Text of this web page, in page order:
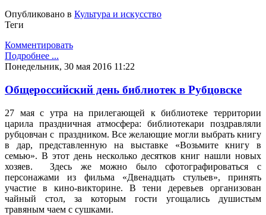
Опубликовано в Культура и искусство
Теги
Комментировать
Подробнее ...
Понедельник, 30 мая 2016 11:22
Общероссийский день библиотек в Рубцовске
27 мая с утра на прилегающей к библиотеке территории
царила праздничная атмосфера: библиотекари поздравляли
рубцовчан с праздником. Все желающие могли выбрать книгу
в дар, представленную на выставке «Возьмите книгу в
семью». В этот день несколько десятков книг нашли новых
хозяев. Здесь же можно было сфотографироваться с
персонажами из фильма «Двенадцать стульев», принять
участие в кино-викторине. В тени деревьев организован
чайный стол, за которым гости угощались душистым
травяным чаем с сушками.